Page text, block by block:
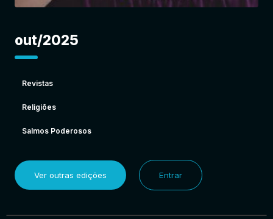
out/2025
Revistas
Religiões
Salmos Poderosos
Ver outras edições Entrar